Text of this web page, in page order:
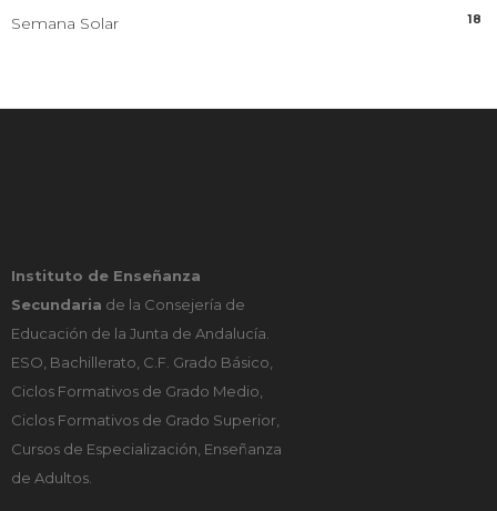
Semana Solar 18
Instituto de Enseñanza
Secundaria de la Consejería de
Educación de la Junta de Andalucía.
ESO, Bachillerato, C.F. Grado Básico,
Ciclos Formativos de Grado Medio,
Ciclos Formativos de Grado Superior,
Cursos de Especialización, Enseñanza
de Adultos.